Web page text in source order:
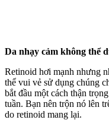
Da nhạ‌y cả‌m không thể
Retinoid hơi mạnh nhưng
thể vui vẻ sử dụng chúng
bắt đầu một cách thận
tuần. Bạn nên trộn nó lên
do retinoid mang lại.